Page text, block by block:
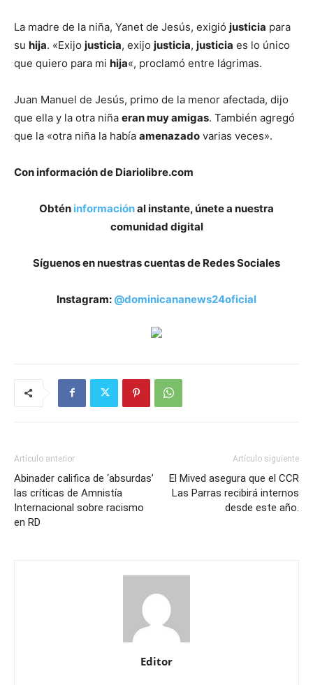
La madre de la niña, Yanet de Jesús, exigió justicia para
su hija. «Exijo justicia, exijo justicia, justicia es lo único
que quiero para mi hija«, proclamó entre lágrimas.
Juan Manuel de Jesús, primo de la menor afectada, dijo
que ella y la otra niña eran muy amigas. También agregó
que la «otra niña la había amenazado varias veces».
Con información de Diariolibre.com
Obtén informaciónal instante, únete a nuestra
comunidad digital
Síguenos en nuestras cuentas de Redes Sociales
Instagram: @dominicananews24oficial
Artículo anterior
Abinader califica de ‘absurdas’
las críticas de Amnistía
Internacional sobre racismo
en RD
Artículo siguiente
El Mived asegura que el CCR
Las Parras recibirá internos
desde este año.
Editor